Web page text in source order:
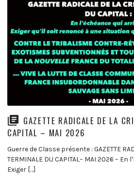
GAZETTE RADICALE DE LA
CAPITAL – MAI 2026
Guerre de Classe présente : GAZETTE
TERMINALE DU CAPITAL– MAI 2026 –
Exiger […]